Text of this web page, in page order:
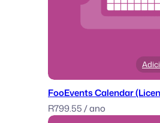
FooEvents Calendar
R799.55/ ano